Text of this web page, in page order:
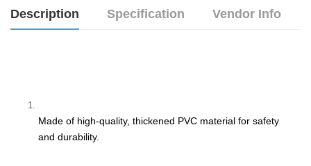
Description Specification Vendor Info
Made of high-quality, thickened PVC material for safety
and durability.